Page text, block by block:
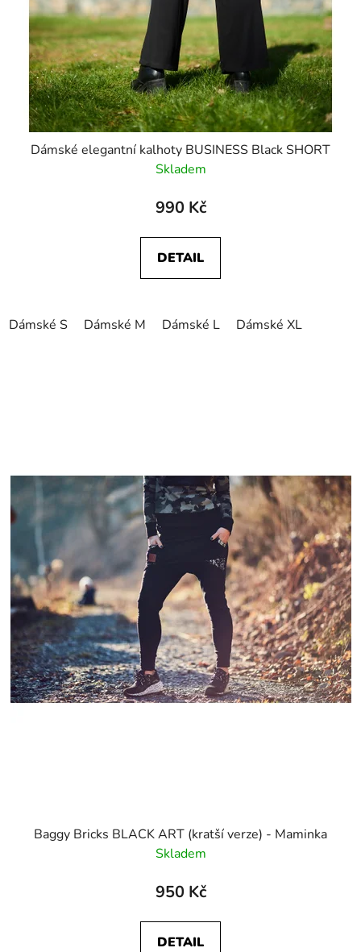
Dámské elegantní kalhoty BUSINESS Black SHORT
Skladem
990 Kč
DETAIL
Dámské S Dámské M Dámské L Dámské XL
Baggy Bricks BLACK ART (kratší verze) - Maminka
Skladem
950 Kč
DETAIL